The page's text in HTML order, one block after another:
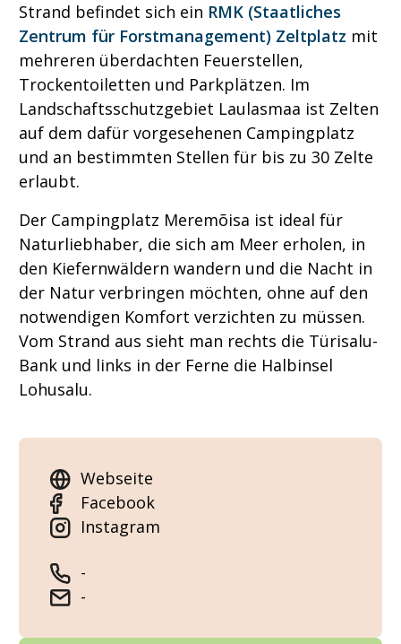
Strand befindet sich ein RMK (Staatliches
Zentrum für Forstmanagement) Zeltplatz mit
mehreren überdachten Feuerstellen,
Trockentoiletten und Parkplätzen. Im
Landschaftsschutzgebiet Laulasmaa ist Zelten
auf dem dafür vorgesehenen Campingplatz
und an bestimmten Stellen für bis zu 30 Zelte
erlaubt.
Der Campingplatz Meremõisa ist ideal für
Naturliebhaber, die sich am Meer erholen, in
den Kiefernwäldern wandern und die Nacht in
der Natur verbringen möchten, ohne auf den
notwendigen Komfort verzichten zu müssen.
Vom Strand aus sieht man rechts die Türisalu-
Bank und links in der Ferne die Halbinsel
Lohusalu.
Webseite
Facebook
Instagram
-
-